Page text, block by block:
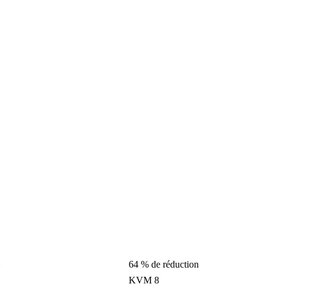
64 % de réduction
KVM 8